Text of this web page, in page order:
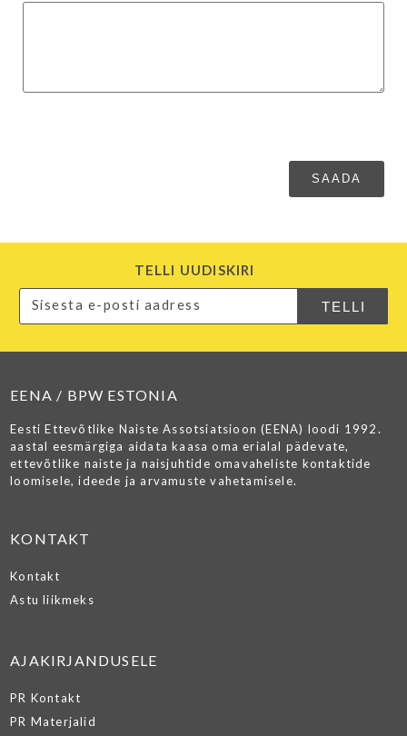
TELLI UUDISKIRI
EENA / BPW ESTONIA
Eesti Ettevõtlike Naiste Assotsiatsioon (EENA) loodi 1992.
aastal eesmärgiga aidata kaasa oma erialal pädevate,
ettevõtlike naiste ja naisjuhtide omavaheliste kontaktide
loomisele, ideede ja arvamuste vahetamisele.
KONTAKT
Kontakt
Astu liikmeks
AJAKIRJANDUSELE
PR Kontakt
PR Materjalid